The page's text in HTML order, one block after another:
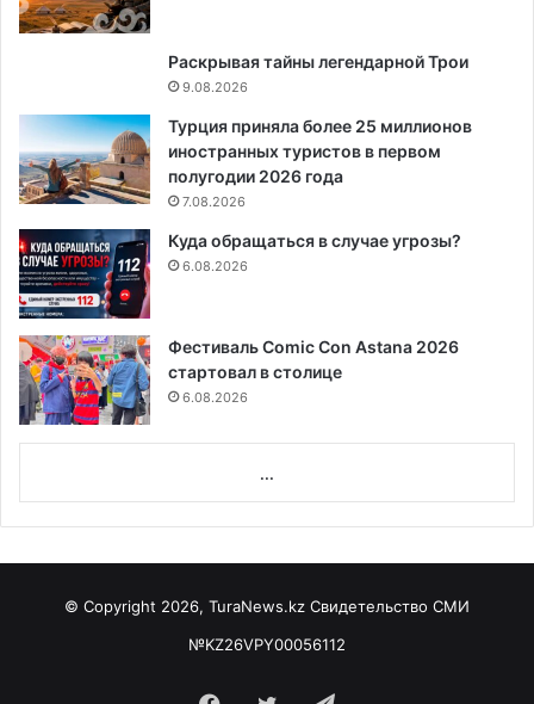
Раскрывая тайны легендарной Трои
9.08.2026
Турция приняла более 25 миллионов
иностранных туристов в первом
полугодии 2026 года
7.08.2026
Куда обращаться в случае угрозы?
6.08.2026
Фестиваль Comic Con Astana 2026
стартовал в столице
6.08.2026
...
© Copyright 2026, TuraNews.kz Свидетельство СМИ
№KZ26VPY00056112